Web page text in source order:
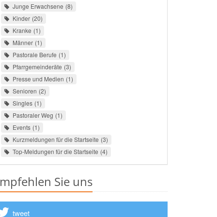
Junge Erwachsene 8
Kinder 20
Kranke 1
Männer 1
Pastorale Berufe 1
Pfarrgemeinderäte 3
Presse und Medien 1
Senioren 2
Singles 1
Pastoraler Weg 1
Events 1
Kurzmeldungen für die Startseite 3
Top-Meldungen für die Startseite 4
Sie uns
tweet